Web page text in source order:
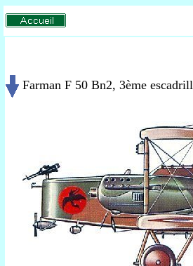
Farman F 50 Bn2, 3ème